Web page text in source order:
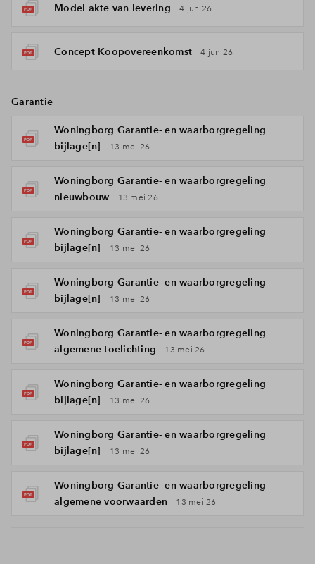
Model akte van levering 4 jun 26
Concept Koopovereenkomst 4 jun 26
Garantie
Woningborg Garantie- en waarborgregeling
bijlage[n]
13 mei 26
Woningborg Garantie- en waarborgregeling
nieuwbouw
13 mei 26
Woningborg Garantie- en waarborgregeling
bijlage[n]
13 mei 26
Woningborg Garantie- en waarborgregeling
bijlage[n]
13 mei 26
Woningborg Garantie- en waarborgregeling
algemene toelichting
13 mei 26
Woningborg Garantie- en waarborgregeling
bijlage[n]
13 mei 26
Woningborg Garantie- en waarborgregeling
bijlage[n]
13 mei 26
Woningborg Garantie- en waarborgregeling
algemene voorwaarden
13 mei 26